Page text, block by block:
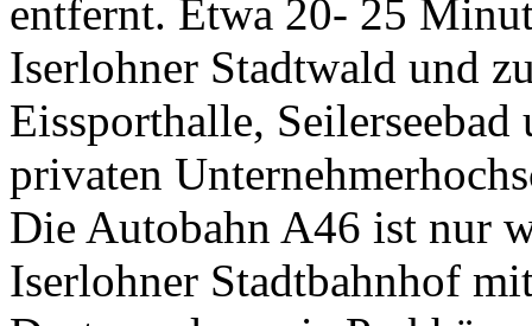
entfernt. Etwa 20- 25
Iserlohner Stadtwald und
Eissporthalle,
privaten
Die Autobahn A46 ist nur
Iserlohner Stadtbahnhof